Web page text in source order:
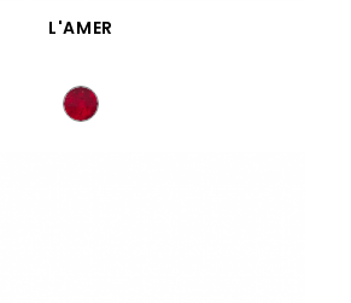
APERÇU RAPIDE
L'AMER